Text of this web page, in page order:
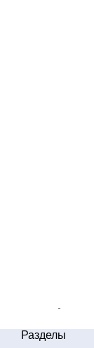
Разделы